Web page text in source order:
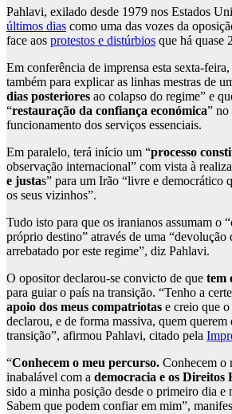
Pahlavi, exilado desde 1979 nos Estados
últimos dias como uma das vozes da
face aos protestos e distúrbios que há quase
Em conferência de imprensa esta sexta-
também para explicar as linhas mestras de
dias posteriores ao colapso do regime” e
“restauração da confiança económica” no
funcionamento dos serviços essenciais.
Em paralelo, terá início um “processo
observação internacional” com vista à
e justas” para um Irão “livre e democrático
os seus vizinhos”.
Tudo isto para que os iranianos assumam o
próprio destino” através de uma
arrebatado por este regime”, diz Pahlavi.
O opositor declarou-se convicto de que tem
para guiar o país na transição. “Tenho a
apoio dos meus compatriotas e creio que
declarou, e de forma massiva, quem querem
transição”, afirmou Pahlavi, citado pela
“Conhecem o meu percurso. Conhecem o
inabalável com a democracia e os Direitos
sido a minha posição desde o primeiro dia e
Sabem que podem confiar em mim”,